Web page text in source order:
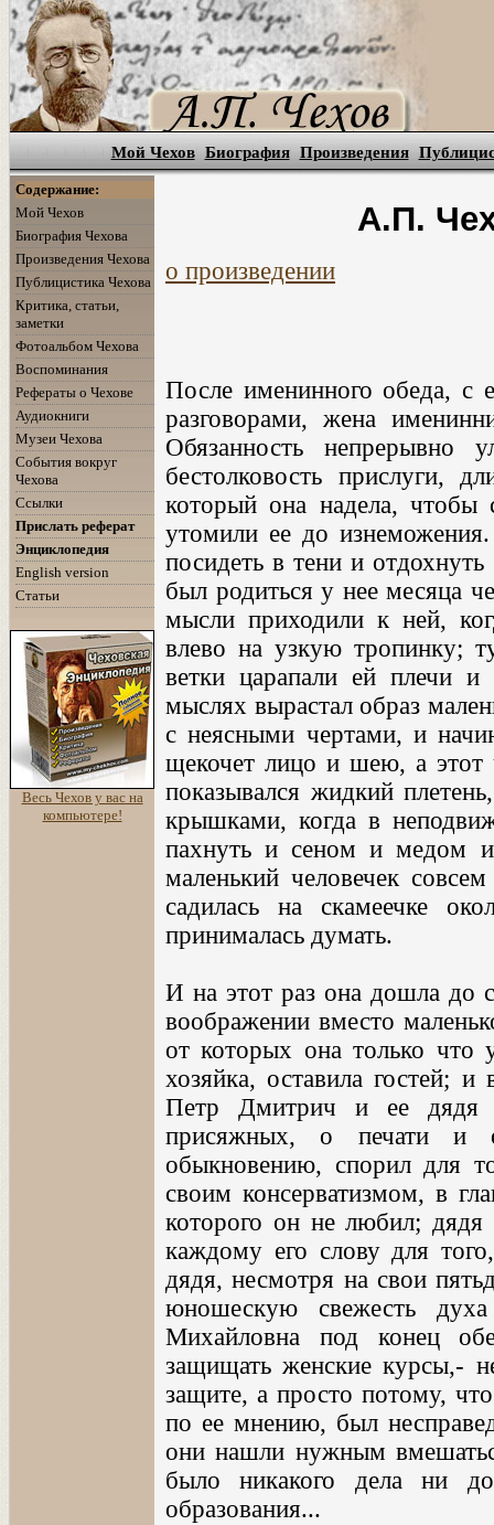
Мой Чехов Биография Произведения
Содержание:
Мой Чехов
Биография Чехова
Произведения Чехова
Публицистика Чехова
Критика, статьи,
заметки
Фотоальбом Чехова
Воспоминания
Рефераты о Чехове
Аудиокниги
Музеи Чехова
События вокруг
Чехова
Ссылки
Прислать реферат
Энциклопедия
English version
Статьи
Весь Чехов у вас на
компьютере!
А.П.
о произведении
После именинного обеда, с
разговорами, жена
Обязанность непрерывно
бестолковость прислуги,
который она надела, чтобы
утомили ее до
посидеть в тени и
был родиться у нее месяца
мысли приходили к ней,
влево на узкую тропинку;
ветки царапали ей плечи
мыслях вырастал образ
с неясными чертами, и
щекочет лицо и шею, а этот
показывался жидкий
крышками, когда в
пахнуть и сеном и медом
маленький человечек
садилась на скамеечке
принималась думать.
И на этот раз она дошла до
воображении вместо
от которых она только что
хозяйка, оставила гостей;
Петр Дмитрич и ее дядя
присяжных, о печати и
обыкновению, спорил для
своим консерватизмом, в
которого он не любил;
каждому его слову для
дядя, несмотря на свои
юношескую свежесть
Михайловна под конец
защищать женские курсы,-
защите, а просто потому,
по ее мнению, был
они нашли нужным
было никакого дела ни
образования...